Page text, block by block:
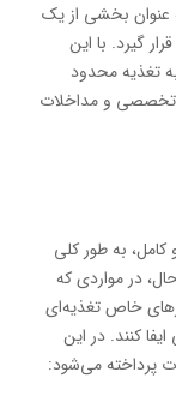
عنوان بخشی از یک
گیرد. با این
تغذیه محدود
تخصصی و مداخلات
کامل، به طور کلی
در مواردی که
خاص تغذیه‌ای
کنند. در این
پرداخته می‌شود: